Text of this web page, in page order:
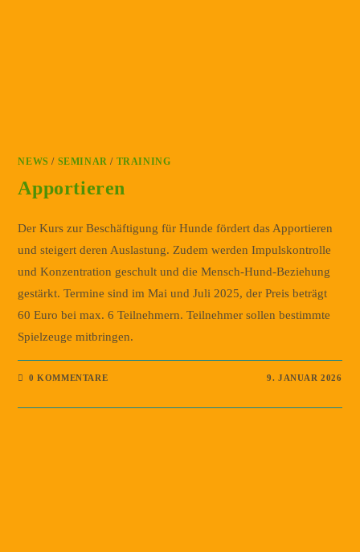
NEWS / SEMINAR / TRAINING
Apportieren
Der Kurs zur Beschäftigung für Hunde fördert das Apportieren
und steigert deren Auslastung. Zudem werden Impulskontrolle
und Konzentration geschult und die Mensch-Hund-Beziehung
gestärkt. Termine sind im Mai und Juli 2025, der Preis beträgt
60 Euro bei max. 6 Teilnehmern. Teilnehmer sollen bestimmte
Spielzeuge mitbringen.
0 KOMMENTARE 9. JANUAR 2026